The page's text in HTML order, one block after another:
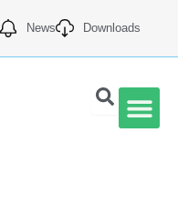
News Downloads